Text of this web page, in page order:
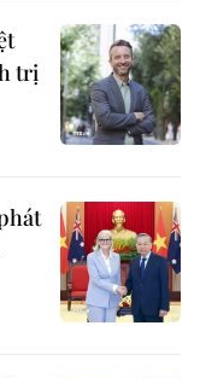
trị